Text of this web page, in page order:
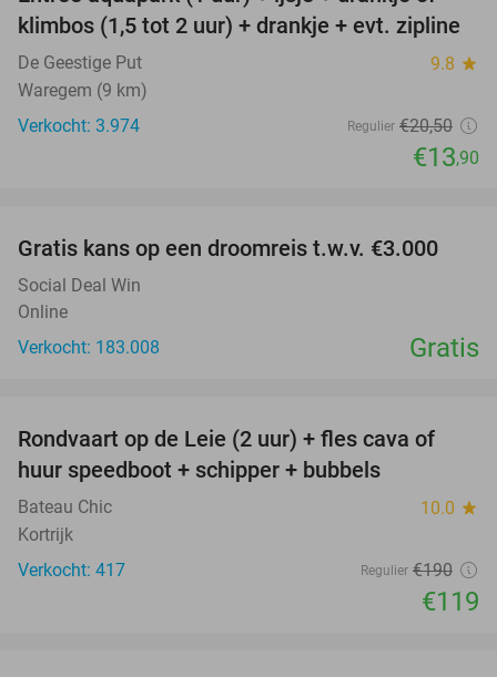
klimbos (1,5 tot 2 uur) + drankje + evt. zipline
De Geestige Put 9.8 star
Waregem (9 km)
Verkocht: 3.974
Regulier €20,50
€13,90
Gratis kans op een droomreis t.w.v. €3.000
Social Deal Win
Online
Verkocht: 183.008
Gratis
37%
Rondvaart op de Leie (2 uur) + fles cava of
huur speedboot + schipper + bubbels
Bateau Chic 10.0 star
Kortrijk
Verkocht: 417
Regulier €190
€119